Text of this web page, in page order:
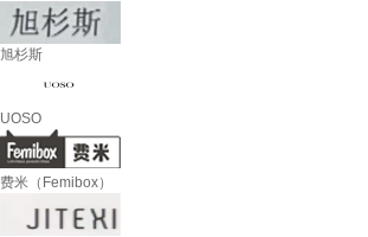
旭杉斯
UOSO
费米（Femibox）